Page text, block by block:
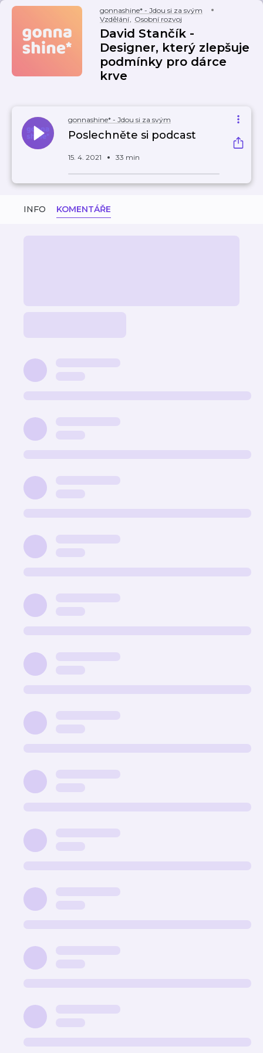
gonnashine* - Jdou si za svým
Vzdělání, Osobní rozvoj
David Stančík -
Designer, který zlepšuje
podmínky pro dárce
krve
gonnashine* - Jdou si za svým
Poslechněte si podcast
15. 4. 2021 33 min
INFO KOMENTÁŘE